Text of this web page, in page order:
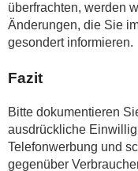
überfrachten, werden
Änderungen, die Sie
gesondert informieren.
Fazit
Bitte dokumentieren
ausdrückliche
Telefonwerbung und
gegenüber